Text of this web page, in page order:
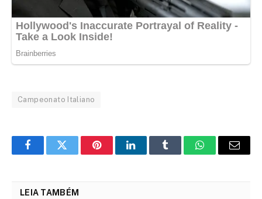
Campeonato Italiano
FacebookTwitter PinterestLinkedInTumblr WhatsAppEmail
LEIA TAMBÉM